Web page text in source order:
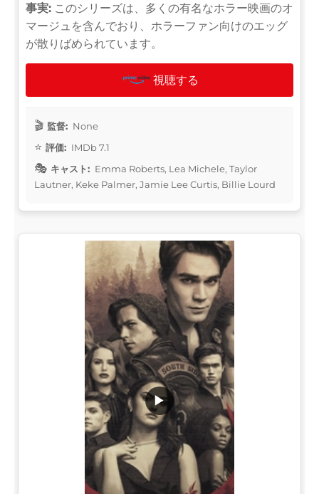
事実: このシリーズは、多くの有名なホラー映画のオ
マージュを含んでおり、ホラーファン向けのエッグ
が散りばめられています。
視聴する
監督: None
評価: IMDb 7.1
キャスト: Emma Roberts, Lea Michele, Taylor
Lautner, Keke Palmer, Jamie Lee Curtis, Billie Lourd
▶